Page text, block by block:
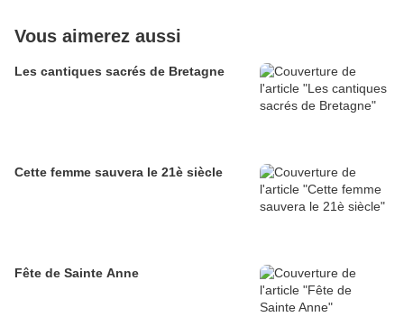
Vous aimerez aussi
Les cantiques sacrés de Bretagne
Cette femme sauvera le 21è siècle
Fête de Sainte Anne